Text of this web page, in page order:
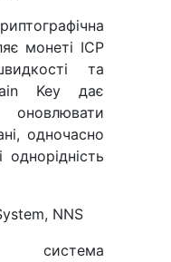
монеті ІСР
та
Key дає
одночасно
NNS
система